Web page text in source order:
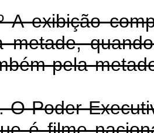
metade,
pela
O Poder